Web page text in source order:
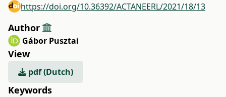
https://doi.org/10.36392/ACTANEERL/2021/18/13
Author
Gábor Pusztai
View
pdf (Dutch)
Keywords